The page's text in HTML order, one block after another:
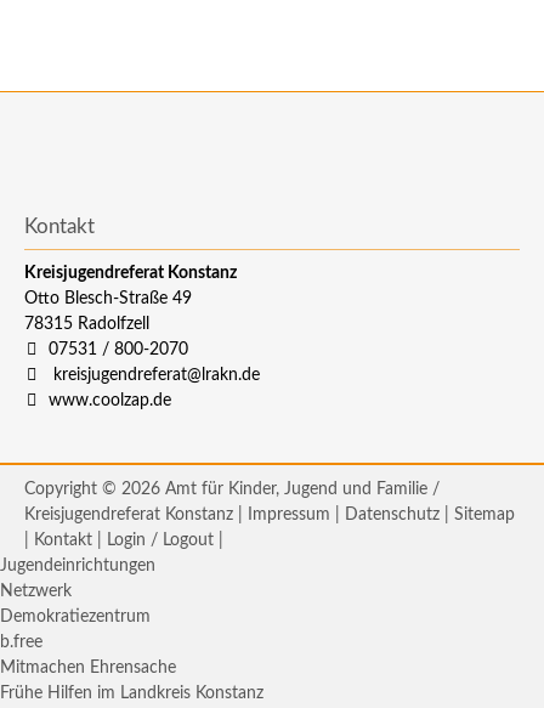
Kontakt
Kreisjugendreferat Konstanz
Otto Blesch-Straße 49
78315 Radolfzell
07531 / 800-2070
kreisjugendreferat@lrakn.de
www.coolzap.de
Copyright © 2026 Amt für Kinder, Jugend und Familie /
Kreisjugendreferat Konstanz |
Impressum Datenschutz
Sitemap
Kontakt Login / Logout
Jugendeinrichtungen
Netzwerk
Demokratiezentrum
b.free
Mitmachen Ehrensache
Frühe Hilfen im Landkreis Konstanz